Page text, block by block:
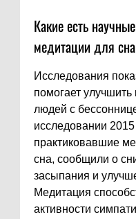
Какие есть
медитации для
Исследования
помогает улучшить
людей с
исследовании 2015
практиковавшие
сна, сообщили о
засыпания и
Медитация
активности